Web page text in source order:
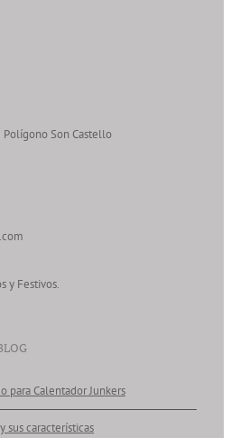
Polígono Son Castello
y Festivos.
para Calentador Junkers
sus características